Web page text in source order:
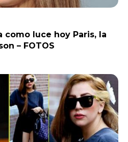
como luce hoy Paris, la
– FOTOS